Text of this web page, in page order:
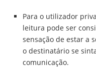
Para o utilizador
leitura pode ser
sensação de estar a
o destinatário se
comunicação.